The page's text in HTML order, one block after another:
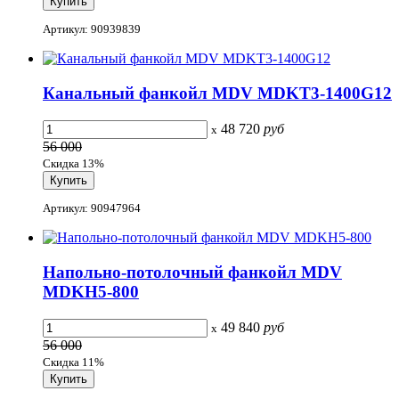
Артикул: 90939839
Канальный фанкойл MDV MDKT3-1400G12
x 48 720 руб
56 000
Скидка 13%
Артикул: 90947964
Напольно-потолочный фанкойл MDV
MDKH5-800
x 49 840 руб
56 000
Скидка 11%